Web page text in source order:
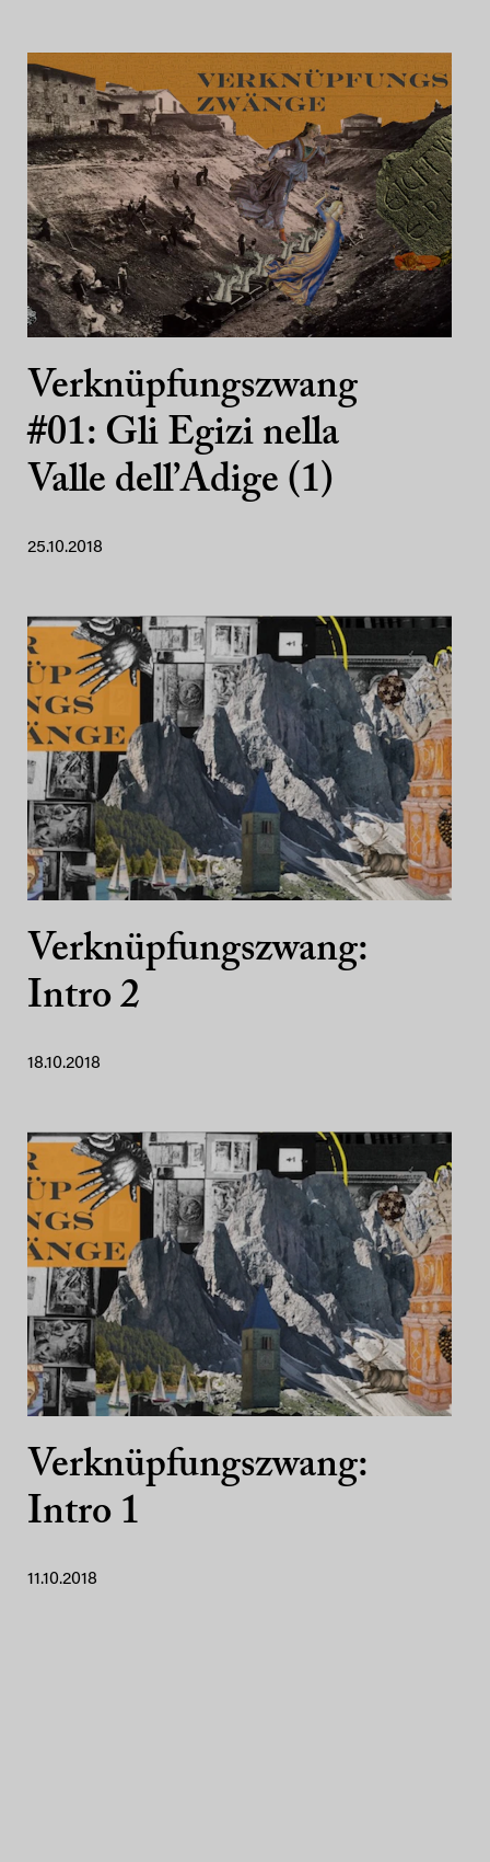
Verknüpfungszwang
#01: Gli Egizi nella
Valle dell’Adige (1)
25.10.2018
Verknüpfungszwang:
Intro 2
18.10.2018
Verknüpfungszwang:
Intro 1
11.10.2018